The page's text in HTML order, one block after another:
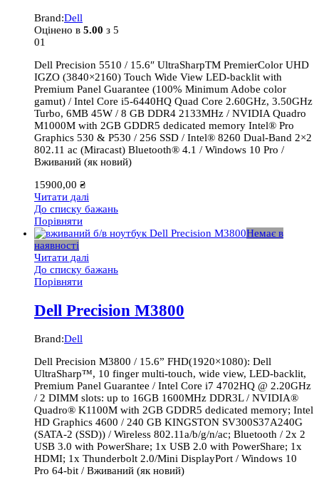
Brand:Dell
Оцінено в 5.00 з 5
01
Dell Precision 5510 / 15.6″ UltraSharpTM PremierColor UHD
IGZO (3840×2160) Touch Wide View LED-backlit with
Premium Panel Guarantee (100% Minimum Adobe color
gamut) / Intel Core i5-6440HQ Quad Core 2.60GHz, 3.50GHz
Turbo, 6MB 45W / 8 GB DDR4 2133MHz / NVIDIA Quadro
M1000M with 2GB GDDR5 dedicated memory Intel® Pro
Graphics 530 & P530 / 256 SSD / Intel® 8260 Dual-Band 2×2
802.11 ac (Miracast) Bluetooth® 4.1 / Windows 10 Pro /
Вживаний (як новий)
15900,00 ₴
Читати далі
До списку бажань
Порівняти
Немає в
наявності
Читати далі
До списку бажань
Порівняти
Dell Precision M3800
Brand:Dell
Dell Precision M3800 / 15.6” FHD(1920×1080): Dell
UltraSharp™, 10 finger multi-touch, wide view, LED-backlit,
Premium Panel Guarantee / Intel Core i7 4702HQ @ 2.20GHz
/ 2 DIMM slots: up to 16GB 1600MHz DDR3L / NVIDIA®
Quadro® K1100M with 2GB GDDR5 dedicated memory; Intel
HD Graphics 4600 / 240 GB KINGSTON SV300S37A240G
(SATA-2 (SSD)) / Wireless 802.11a/b/g/n/ac; Bluetooth / 2x 2
USB 3.0 with PowerShare; 1x USB 2.0 with PowerShare; 1x
HDMI; 1x Thunderbolt 2.0/Mini DisplayPort / Windows 10
Pro 64-bit / Вживаний (як новий)